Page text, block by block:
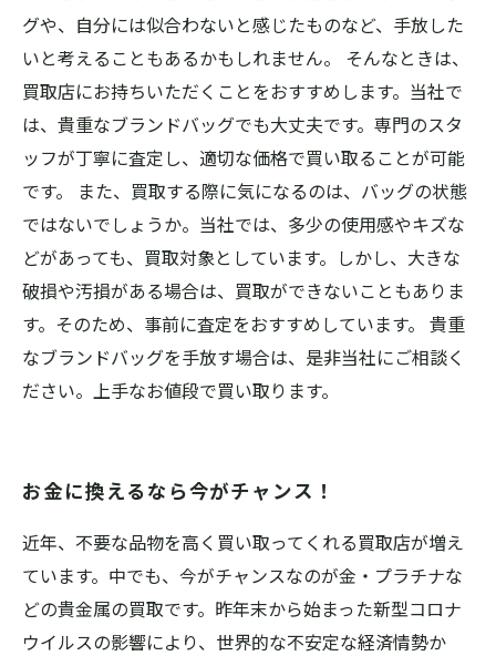
グや、自分には似合わないと感じたものなど、手放した
いと考えることもあるかもしれません。 そんなときは、
買取店にお持ちいただくことをおすすめします。当社で
は、貴重なブランドバッグでも大丈夫です。専門のスタ
ッフが丁寧に査定し、適切な価格で買い取ることが可能
です。 また、買取する際に気になるのは、バッグの状態
ではないでしょうか。当社では、多少の使用感やキズな
どがあっても、買取対象としています。しかし、大きな
破損や汚損がある場合は、買取ができないこともありま
す。そのため、事前に査定をおすすめしています。 貴重
なブランドバッグを手放す場合は、是非当社にご相談く
ださい。上手なお値段で買い取ります。
お金に換えるなら今がチャンス！
近年、不要な品物を高く買い取ってくれる買取店が増え
ています。中でも、今がチャンスなのが金・プラチナな
どの貴金属の買取です。昨年末から始まった新型コロナ
ウイルスの影響により、世界的な不安定な経済情勢か